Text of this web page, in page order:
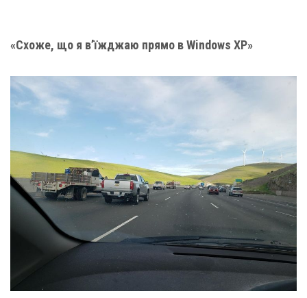
«Схоже, що я в’їжджаю прямо в Windows XP»